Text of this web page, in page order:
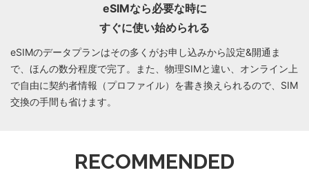
eSIMなら必要な時に
すぐに使い始められる
eSIMのデータプランはその多くがお申し込みから設定&開通ま
で、ほんの数分程度で完了。また、物理SIMと違い、オンライン上
で自由に契約者情報（プロファイル）を書き換えられるので、SIM
交換の手間も省けます。
RECOMMENDED